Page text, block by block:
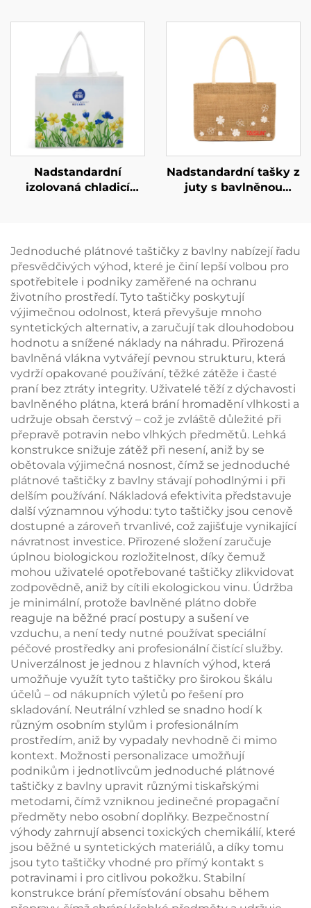
personalizace
(ODM/OEM)
personalizované barvy
pro uliční styl
Nadstandardní
izolovaná chladicí
taška s motivem
ptáků a květin
Nadstandardní tašky z
juty s bavlněnou
balíček,
znovupoužitelné,
ideální pro piknik,
kempink, pláž a
outdoorové aktivity
Jednoduché plátnové taštičky z bavlny nabízejí řadu
přesvědčivých výhod, které je činí lepší volbou pro
spotřebitele i podniky zaměřené na ochranu
životního prostředí. Tyto taštičky poskytují
výjimečnou odolnost, která převyšuje mnoho
syntetických alternativ, a zaručují tak dlouhodobou
hodnotu a snížené náklady na náhradu. Přirozená
bavlněná vlákna vytvářejí pevnou strukturu, která
vydrží opakované používání, těžké zátěže i časté
praní bez ztráty integrity. Uživatelé těží z dýchavosti
bavlněného plátna, která brání hromadění vlhkosti a
udržuje obsah čerstvý – což je zvláště důležité při
přepravě potravin nebo vlhkých předmětů. Lehká
konstrukce snižuje zátěž při nesení, aniž by se
obětovala výjimečná nosnost, čímž se jednoduché
plátnové taštičky z bavlny stávají pohodlnými i při
delším používání. Nákladová efektivita představuje
další významnou výhodu: tyto taštičky jsou cenově
dostupné a zároveň trvanlivé, což zajišťuje vynikající
návratnost investice. Přirozené složení zaručuje
úplnou biologickou rozložitelnost, díky čemuž
mohou uživatelé opotřebované taštičky zlikvidovat
zodpovědně, aniž by cítili ekologickou vinu. Údržba
je minimální, protože bavlněné plátno dobře
reaguje na běžné prací postupy a sušení ve
vzduchu, a není tedy nutné používat speciální
péčové prostředky ani profesionální čistící služby.
Univerzálnost je jednou z hlavních výhod, která
umožňuje využít tyto taštičky pro širokou škálu
účelů – od nákupních výletů po řešení pro
skladování. Neutrální vzhled se snadno hodí k
různým osobním stylům i profesionálním
prostředím, aniž by vypadaly nevhodně či mimo
kontext. Možnosti personalizace umožňují
podnikům i jednotlivcům jednoduché plátnové
taštičky z bavlny upravit různými tiskařskými
metodami, čímž vzniknou jedinečné propagační
předměty nebo osobní doplňky. Bezpečnostní
výhody zahrnují absenci toxických chemikálií, které
jsou běžné u syntetických materiálů, a díky tomu
jsou tyto taštičky vhodné pro přímý kontakt s
potravinami i pro citlivou pokožku. Stabilní
konstrukce brání přemísťování obsahu během